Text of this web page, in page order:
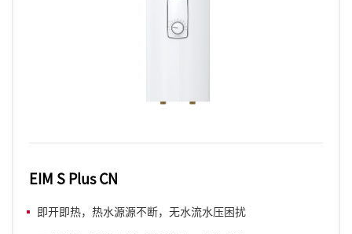
EIM S Plus CN
即开即热，热水源源不断，无水流水压困扰